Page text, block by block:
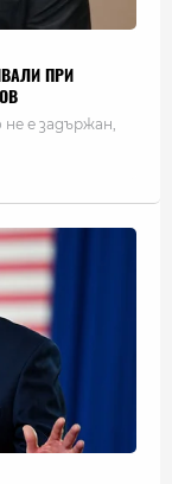
ПРИ
е задържан,